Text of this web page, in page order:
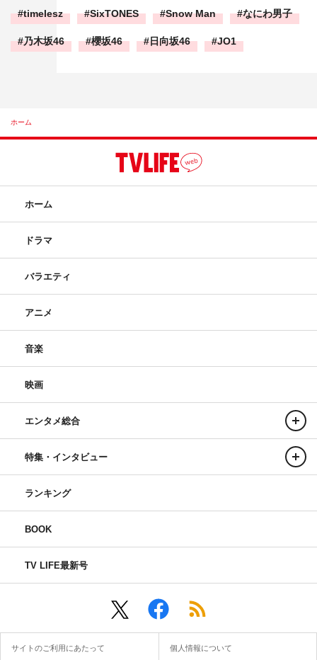
timelesz SixTONES Snow Man なにわ男子
乃木坂46 櫻坂46 日向坂46 JO1
ホーム
ホーム
ドラマ
バラエティ
アニメ
音楽
映画
エンタメ総合
特集・インタビュー
ランキング
BOOK
TV LIFE最新号
サイトのご利用にあたって 個人情報について